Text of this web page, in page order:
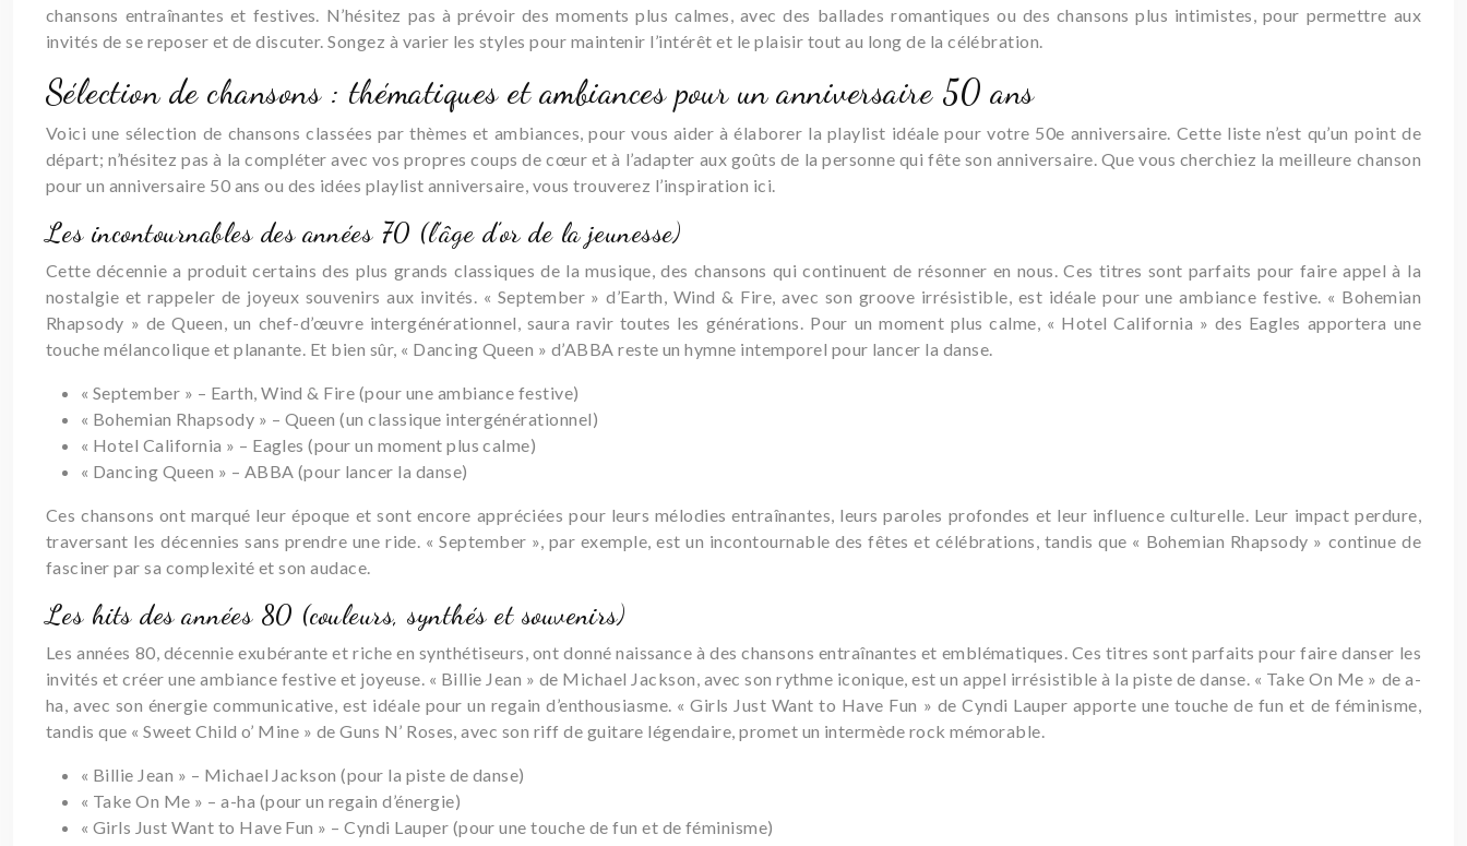
chansons entraînantes et festives. N’hésitez pas à prévoir des moments plus calmes, avec des ballades romantiques ou des chansons plus intimistes, pour permettre aux
invités de se reposer et de discuter. Songez à varier les styles pour maintenir l’intérêt et le plaisir tout au long de la célébration.
Sélection de chansons : thématiques et ambiances pour un anniversaire 50 ans
Voici une sélection de chansons classées par thèmes et ambiances, pour vous aider à élaborer la playlist idéale pour votre 50e anniversaire. Cette liste n’est qu’un point de
départ; n’hésitez pas à la compléter avec vos propres coups de cœur et à l’adapter aux goûts de la personne qui fête son anniversaire. Que vous cherchiez la meilleure chanson
pour un anniversaire 50 ans ou des idées playlist anniversaire, vous trouverez l’inspiration ici.
Les incontournables des années 70 (l’âge d’or de la jeunesse)
Cette décennie a produit certains des plus grands classiques de la musique, des chansons qui continuent de résonner en nous. Ces titres sont parfaits pour faire appel à la
nostalgie et rappeler de joyeux souvenirs aux invités. « September » d’Earth, Wind & Fire, avec son groove irrésistible, est idéale pour une ambiance festive. « Bohemian
Rhapsody » de Queen, un chef-d’œuvre intergénérationnel, saura ravir toutes les générations. Pour un moment plus calme, « Hotel California » des Eagles apportera une
touche mélancolique et planante. Et bien sûr, « Dancing Queen » d’ABBA reste un hymne intemporel pour lancer la danse.
« September » – Earth, Wind & Fire (pour une ambiance festive)
« Bohemian Rhapsody » – Queen (un classique intergénérationnel)
« Hotel California » – Eagles (pour un moment plus calme)
« Dancing Queen » – ABBA (pour lancer la danse)
Ces chansons ont marqué leur époque et sont encore appréciées pour leurs mélodies entraînantes, leurs paroles profondes et leur influence culturelle. Leur impact perdure,
traversant les décennies sans prendre une ride. « September », par exemple, est un incontournable des fêtes et célébrations, tandis que « Bohemian Rhapsody » continue de
fasciner par sa complexité et son audace.
Les hits des années 80 (couleurs, synthés et souvenirs)
Les années 80, décennie exubérante et riche en synthétiseurs, ont donné naissance à des chansons entraînantes et emblématiques. Ces titres sont parfaits pour faire danser les
invités et créer une ambiance festive et joyeuse. « Billie Jean » de Michael Jackson, avec son rythme iconique, est un appel irrésistible à la piste de danse. « Take On Me » de a-
ha, avec son énergie communicative, est idéale pour un regain d’enthousiasme. « Girls Just Want to Have Fun » de Cyndi Lauper apporte une touche de fun et de féminisme,
tandis que « Sweet Child o’ Mine » de Guns N’ Roses, avec son riff de guitare légendaire, promet un intermède rock mémorable.
« Billie Jean » – Michael Jackson (pour la piste de danse)
« Take On Me » – a-ha (pour un regain d’énergie)
« Girls Just Want to Have Fun » – Cyndi Lauper (pour une touche de fun et de féminisme)